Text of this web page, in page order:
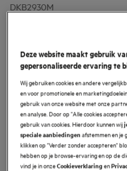
DKB2930M
staal
4.3 (38)
Productvoordelen
De ExtractionTech Standaard
ExtractionTech Standaard
motor voor effectieve afzuiging
Intensieve, duurzame verlichting
Het vaatwasmachinebestendige
nieuw blijft functioneren.
Deze website maakt gebruik
gepersonaliseerde ervaring te
Wij gebruiken cookies en andere
en voor promotionele en
gebruik van onze website met onze
en analyse. Door op "Alle cookies
gebruik van cookies. Hierdoor kunnen wij
speciale aanbiedingen afstemmen en je
klikken op "Verder zonder accepteren"
hebben op je browse-ervaring en op de
vind je in onzeCookieverklaringen